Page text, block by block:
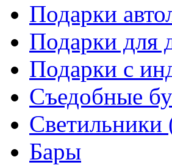
Подарки
Подарки для
Подарки с
Съедобные
Бары